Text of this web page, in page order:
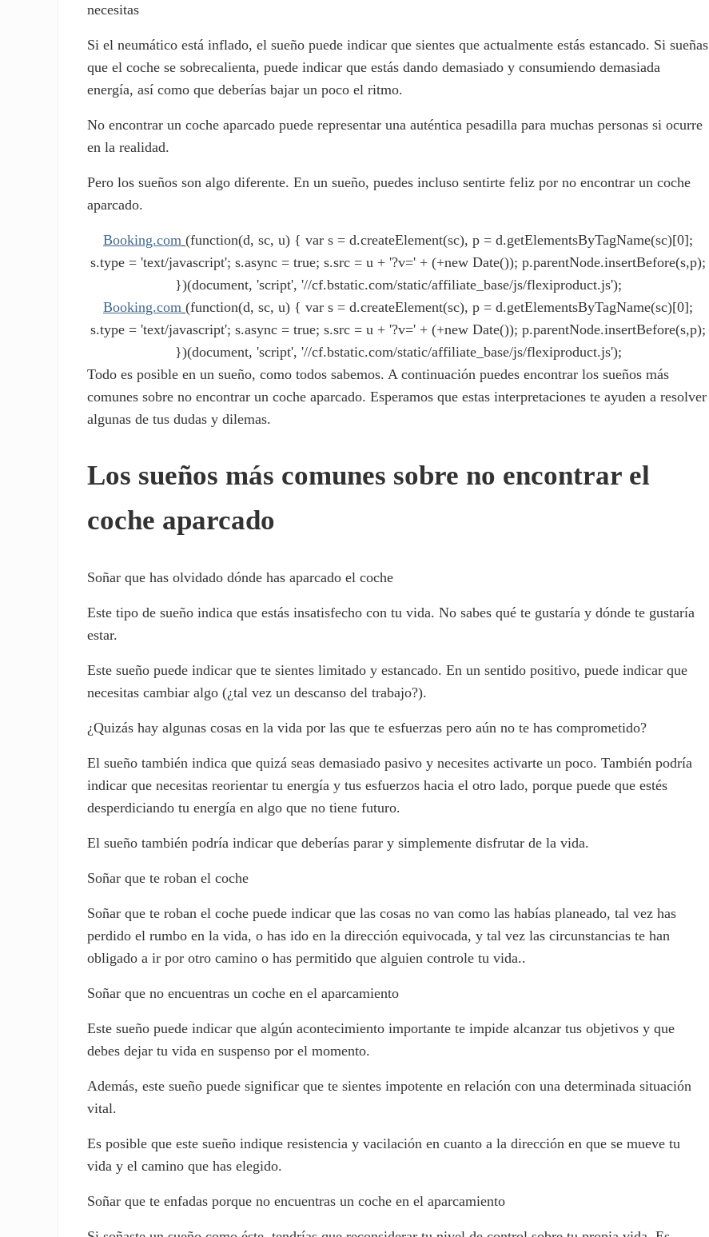
necesitas
Si el neumático está inflado, el sueño puede indicar que sientes que actualmente estás estancado. Si sueñas
que el coche se sobrecalienta, puede indicar que estás dando demasiado y consumiendo demasiada
energía, así como que deberías bajar un poco el ritmo.
No encontrar un coche aparcado puede representar una auténtica pesadilla para muchas personas si ocurre
en la realidad.
Pero los sueños son algo diferente. En un sueño, puedes incluso sentirte feliz por no encontrar un coche
aparcado.
Booking.com (function(d, sc, u) { var s = d.createElement(sc), p = d.getElementsByTagName(sc)[0];
s.type = 'text/javascript'; s.async = true; s.src = u + '?v=' + (+new Date()); p.parentNode.insertBefore(s,p);
})(document, 'script', '//cf.bstatic.com/static/affiliate_base/js/flexiproduct.js');
Booking.com (function(d, sc, u) { var s = d.createElement(sc), p = d.getElementsByTagName(sc)[0];
s.type = 'text/javascript'; s.async = true; s.src = u + '?v=' + (+new Date()); p.parentNode.insertBefore(s,p);
})(document, 'script', '//cf.bstatic.com/static/affiliate_base/js/flexiproduct.js');
Todo es posible en un sueño, como todos sabemos. A continuación puedes encontrar los sueños más
comunes sobre no encontrar un coche aparcado. Esperamos que estas interpretaciones te ayuden a resolver
algunas de tus dudas y dilemas.
Los sueños más comunes sobre no encontrar el
coche aparcado
Soñar que has olvidado dónde has aparcado el coche
Este tipo de sueño indica que estás insatisfecho con tu vida. No sabes qué te gustaría y dónde te gustaría
estar.
Este sueño puede indicar que te sientes limitado y estancado. En un sentido positivo, puede indicar que
necesitas cambiar algo (¿tal vez un descanso del trabajo?).
¿Quizás hay algunas cosas en la vida por las que te esfuerzas pero aún no te has comprometido?
El sueño también indica que quizá seas demasiado pasivo y necesites activarte un poco. También podría
indicar que necesitas reorientar tu energía y tus esfuerzos hacia el otro lado, porque puede que estés
desperdiciando tu energía en algo que no tiene futuro.
El sueño también podría indicar que deberías parar y simplemente disfrutar de la vida.
Soñar que te roban el coche
Soñar que te roban el coche puede indicar que las cosas no van como las habías planeado, tal vez has
perdido el rumbo en la vida, o has ido en la dirección equivocada, y tal vez las circunstancias te han
obligado a ir por otro camino o has permitido que alguien controle tu vida..
Soñar que no encuentras un coche en el aparcamiento
Este sueño puede indicar que algún acontecimiento importante te impide alcanzar tus objetivos y que
debes dejar tu vida en suspenso por el momento.
Además, este sueño puede significar que te sientes impotente en relación con una determinada situación
vital.
Es posible que este sueño indique resistencia y vacilación en cuanto a la dirección en que se mueve tu
vida y el camino que has elegido.
Soñar que te enfadas porque no encuentras un coche en el aparcamiento